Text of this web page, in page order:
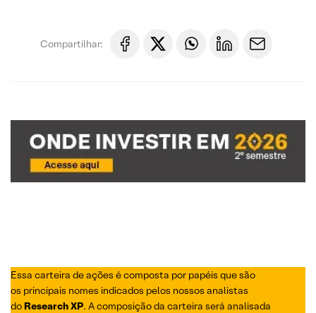
Compartilhar:
Essa carteira de ações é composta por papéis que são
os principais nomes indicados pelos nossos analistas
do Research XP. A composição da carteira será analisada